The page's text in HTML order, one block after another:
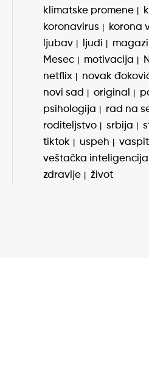
klimatske promene
koronavirus
korona
ljubav
ljudi
Mesec
motivacija
netflix
novak
novi sad
original
psihologija
rad na
roditeljstvo
srbija
tiktok
uspeh
veštačka inteligencija
zdravlje
život